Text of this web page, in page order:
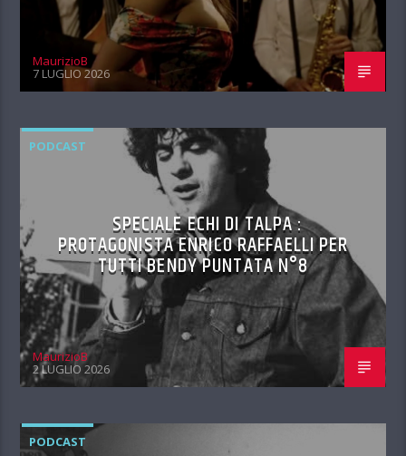
MaurizioB
7 LUGLIO 2026
PODCAST
SPECIALE ECHI DI TALPA :
PROTAGONISTA ENRICO RAFFAELLI PER
TUTTI BENDY PUNTATA N°8
MaurizioB
2 LUGLIO 2026
PODCAST